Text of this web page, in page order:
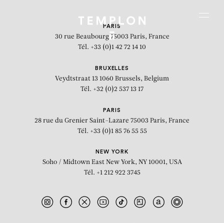
Leviathan
PARIS
30 rue Beaubourg 75003 Paris, France
Tél. +33 (0)1 42 72 14 10
BRUXELLES
Veydtstraat 13 1060 Brussels, Belgium
Tél. +32 (0)2 537 13 17
PARIS
28 rue du Grenier Saint-Lazare 75003 Paris, France
Tél. +33 (0)1 85 76 55 55
NEW YORK
Soho / Midtown East New York, NY 10001, USA
Tél. +1 212 922 3745